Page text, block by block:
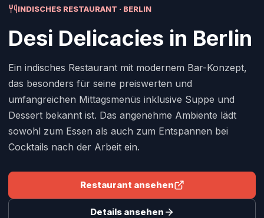
INDISCHES RESTAURANT · BERLIN
Desi Delicacies in Berlin
Ein indisches Restaurant mit modernem Bar-Konzept,
das besonders für seine preiswerten und
umfangreichen Mittagsmenüs inklusive Suppe und
Dessert bekannt ist. Das angenehme Ambiente lädt
sowohl zum Essen als auch zum Entspannen bei
Cocktails nach der Arbeit ein.
Restaurant ansehen
Details ansehen